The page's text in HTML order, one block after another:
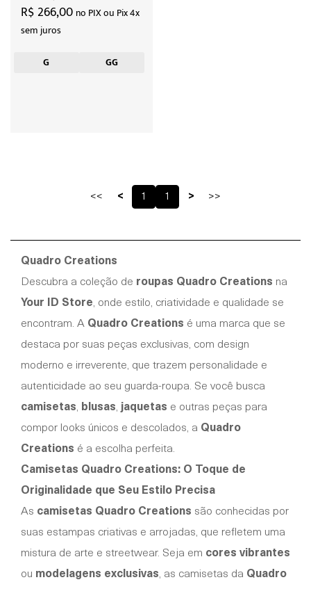
R$ 266,00 no PIX ou Pix 4x
sem juros
G GG
<< < 1 1 > >>
Quadro Creations
Descubra a coleção de roupas Quadro Creations na
Your ID Store, onde estilo, criatividade e qualidade se
encontram. A Quadro Creations é uma marca que se
destaca por suas peças exclusivas, com design
moderno e irreverente, que trazem personalidade e
autenticidade ao seu guarda-roupa. Se você busca
camisetas, blusas, jaquetas e outras peças para
compor looks únicos e descolados, a Quadro
Creations é a escolha perfeita.
Camisetas Quadro Creations: O Toque de
Originalidade que Seu Estilo Precisa
As camisetas Quadro Creations são conhecidas por
suas estampas criativas e arrojadas, que refletem uma
mistura de arte e streetwear. Seja em cores vibrantes
ou modelagens exclusivas, as camisetas da Quadro